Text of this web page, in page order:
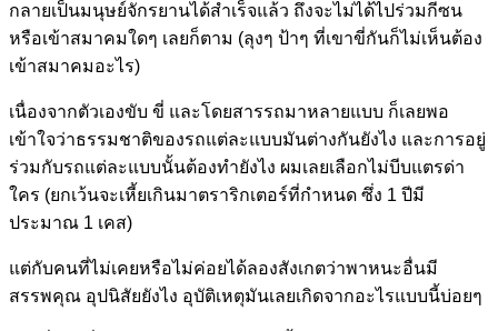
กลายเป็นมนุษย์จักรยานได้สำเร็จแล้ว ถึงจะไม่ได้ไปร่วมกีซน
หรือเข้าสมาคมใดๆ เลยก็ตาม (ลุงๆ ป้าๆ ที่เขาขี่กันก็ไม่เห็นต้อง
เข้าสมาคมอะไร)
เนื่องจากตัวเองขับ ขี่ และโดยสารรถมาหลายแบบ ก็เลยพอ
เข้าใจว่าธรรมชาติของรถแต่ละแบบมันต่างกันยังไง และการอยู่
ร่วมกับรถแต่ละแบบนั้นต้องทำยังไง ผมเลยเลือกไม่บีบแตรด่า
ใคร (ยกเว้นจะเหี้ยเกินมาตราริกเตอร์ที่กำหนด ซึ่ง 1 ปีมี
ประมาณ 1 เคส)
แต่กับคนที่ไม่เคยหรือไม่ค่อยได้ลองสังเกตว่าพาหนะอื่นมี
สรรพคุณ อุปนิสัยยังไง อุบัติเหตุมันเลยเกิดจากอะไรแบบนี้บ่อยๆ